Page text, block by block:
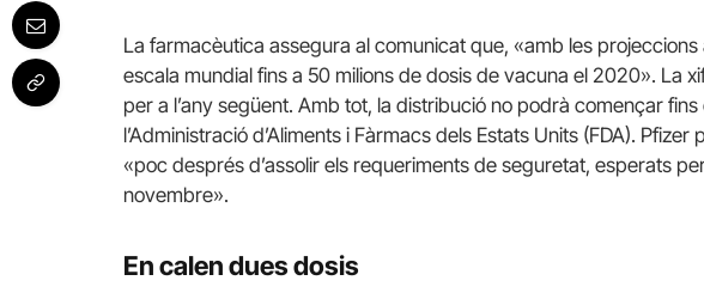
La farmacèutica assegura al comunicat que, «amb les
escala mundial fins a 50 milions de dosis de vacuna el 2020». La
per a l’any següent. Amb tot, la distribució no podrà començar
l’Administració d’Aliments i Fàrmacs dels Estats Units (FDA).
«poc després d’assolir els requeriments de seguretat, esperats
novembre».
En calen dues dosis